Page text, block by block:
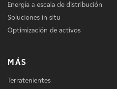
Energía a escala de distribución
Soluciones in situ
Optimización de activos
MÁS
Terratenientes